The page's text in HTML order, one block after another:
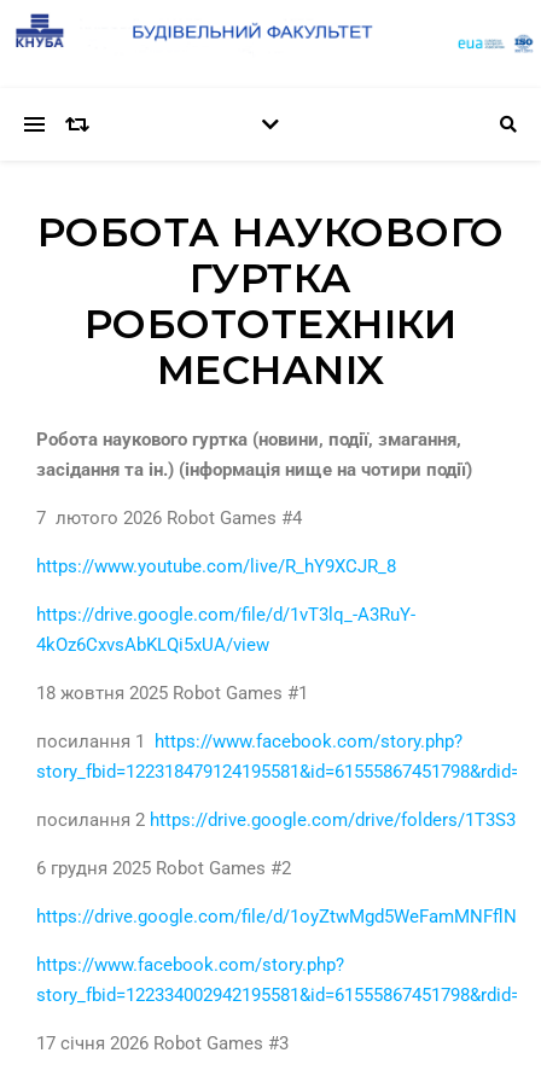
РОБОТА НАУКОВОГО
ГУРТКА
РОБОТОТЕХНІКИ
MECHANIX
Робота наукового гуртка (новини, події, змагання,
засідання та ін.) (інформація нище на чотири події)
7 лютого 2026 Robot Games #4
https://www.youtube.com/live/R_hY9XCJR_8
https://drive.google.com/file/d/1vT3lq_-A3RuY-
4kOz6CxvsAbKLQi5xUA/view
18 жовтня 2025 Robot Games #1
посилання 1
https://www.facebook.com/story.php?
посилання 2 https://drive.google.com/drive/folders/
6 грудня 2025 Robot Games #2
https://drive.google.com/file/d/
https://www.facebook.com/story.php?
17 січня 2026 Robot Games #3